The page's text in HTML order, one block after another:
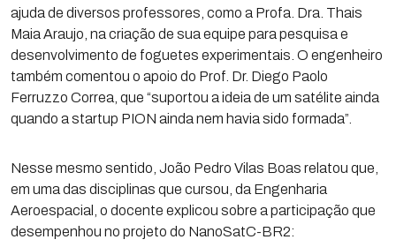
ajuda de diversos professores, como a Profa. Dra. Thais
Maia Araujo, na criação de sua equipe para pesquisa e
desenvolvimento de foguetes experimentais. O engenheiro
também comentou o apoio do Prof. Dr. Diego Paolo
Ferruzzo Correa, que “suportou a ideia de um satélite ainda
quando a startup PION ainda nem havia sido formada”.
Nesse mesmo sentido, João Pedro Vilas Boas relatou que,
em uma das disciplinas que cursou, da Engenharia
Aeroespacial, o docente explicou sobre a participação que
desempenhou no projeto do NanoSatC-BR2: